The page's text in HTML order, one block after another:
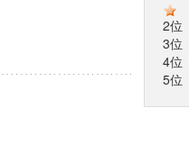
2位
3位
4位
5位